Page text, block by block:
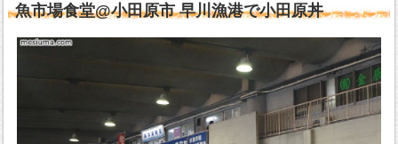
魚市場食堂@小田原市 早川漁港で小田原丼